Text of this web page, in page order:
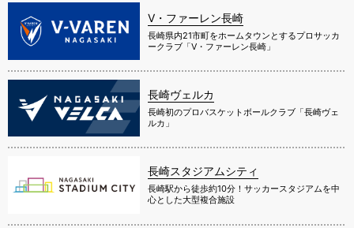
V・ファーレン長崎
長崎県内21市町をホームタウンとするプロサッカ
ークラブ「V・ファーレン長崎」
長崎ヴェルカ
長崎初のプロバスケットボールクラブ「長崎ヴェ
ルカ」
長崎スタジアムシティ
長崎駅から徒歩約10分！サッカースタジアムを中
心とした大型複合施設